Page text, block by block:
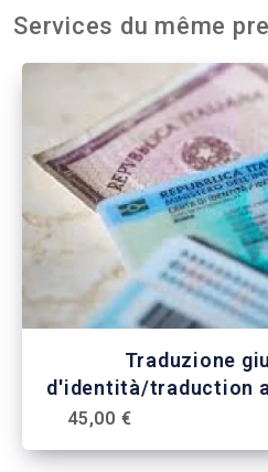
Services du même
Traduzione
d'identità/traduction
45,00 €